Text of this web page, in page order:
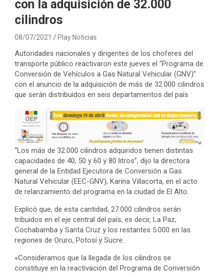
con la adquisición de 32.000
cilindros
08/07/2021 Play Noticias
Autoridades nacionales y dirigentes de los choferes del
transporte público reactivaron este jueves el “Programa de
Conversión de Vehículos a Gas Natural Vehicular (GNV)”
con el anuncio de la adquisición de más de 32.000 cilindros
que serán distribuidos en seis departamentos del país.
“Los más de 32.000 cilindros adquiridos tienen distintas
capacidades de 40, 50 y 60 y 80 litros”, dijo la directora
general de la Entidad Ejecutora de Conversión a Gas
Natural Vehicular (EEC-GNV), Karina Villacorta, en el acto
de relanzamiento del programa en la ciudad de El Alto.
Explicó que, de esta cantidad, 27.000 cilindros serán
tribuidos en el eje central del país; es decir, La Paz,
Cochabamba y Santa Cruz y los restantes 5.000 en las
regiones de Oruro, Potosí y Sucre.
«Consideramos que la llegada de los cilindros se
constituye en la reactivación del Programa de Conversión